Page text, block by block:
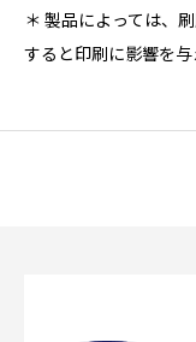
＊ 製品によっては、
すると印刷に影響を